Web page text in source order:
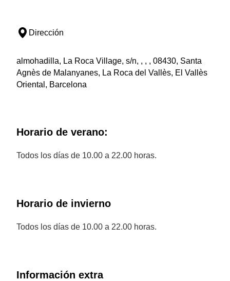
Dirección
almohadilla, La Roca Village, s/n, , , , 08430, Santa
Agnès de Malanyanes, La Roca del Vallès, El Vallès
Oriental, Barcelona
Horario de verano:
Todos los días de 10.00 a 22.00 horas.
Horario de invierno
Todos los días de 10.00 a 22.00 horas.
Información extra